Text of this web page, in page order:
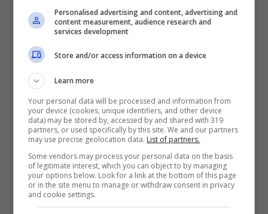
Il prodotto acquistato in un supermercato
di Imola è statoconfezionato in Spagna. Il
punto vendita è stato avvisato del
macabro ritrovamento, ma non sembra che
le altre confezioni dello stesso lotto siano
state contaminate. Il tutto mentre il residuo
Personalised advertising and content, advertising and
content measurement, audience research and
services development
Store and/or access information on a device
Learn more
Your personal data will be processed and information from
your device (cookies, unique identifiers, and other device
data) may be stored by, accessed by and shared with 319
partners, or used specifically by this site. We and our partners
may use precise geolocation data. List of partners.
Some vendors may process your personal data on the basis
of legitimate interest, which you can object to by managing
your options below. Look for a link at the bottom of this page
or in the site menu to manage or withdraw consent in privacy
and cookie settings.